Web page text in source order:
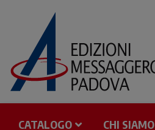
CATALOGO CHI SIAMO